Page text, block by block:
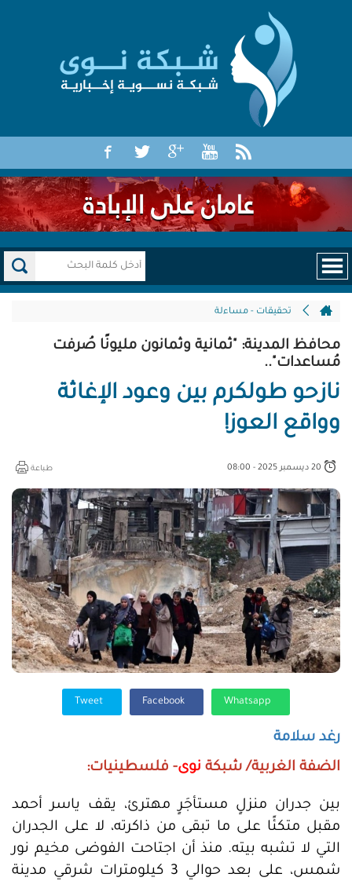
تحقيقات - مساءلة
محافظ المدينة: "ثمانية وثمانون مليونًا صُرفت
مُساعدات"..
نازحو طولكرم بين وعود الإغاثة
وواقع العوز!
20 ديسمبر 2025 - 08:00 طباعة
رغد سلامة
الضفة الغربية/ شبكة نوى- فلسطينيات:
بين جدران منزلٍ مستأجَرٍ مهترئ، يقف ياسر أحمد
مقبل متكئًا على ما تبقى من ذاكرته، لا على الجدران
التي لا تشبه بيته. منذ أن اجتاحت الفوضى مخيم نور
شمس، على بعد حوالي 3 كيلومترات شرقي مدينة